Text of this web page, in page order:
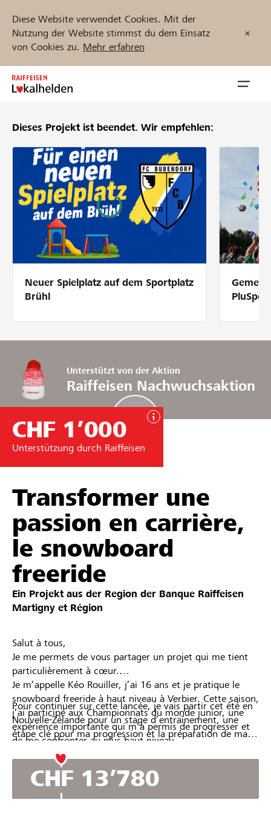
Diese Website verwendet Cookies. Mit der
Nutzung der Website stimmst du dem Einsatz
von Cookies zu. Mehr erfahren
Zum
Inhalt
Unterstützen
Hilfe & Support
Partner / Raiffeisenbank
Anmelden
Registrieren
Projekte und Organisationen finden
DE FR IT
Dieses Projekt ist beendet. Wir empfehlen:
Neuer Spielplatz auf dem Sportplatz
Brühl
Unterstützt von der Aktion
Raiffeisen Nachwuchsaktion
CHF 1’000
Unterstützung durch Raiffeisen
Transformer une
passion en carrière,
le snowboard
freeride
Ein Projekt aus der Region der Banque Raiffeisen
Martigny et Région
Salut à tous,
Je me permets de vous partager un projet qui me tient
particulièrement à cœur.
Je m’appelle Kéo Rouiller, j’ai 16 ans et je pratique le
snowboard freeride à haut niveau à Verbier. Cette saison,
j’ai participé aux Championnats du monde junior, une
expérience importante qui m’a permis de progresser et
de me confronter au plus haut niveau.
Pour continuer sur cette lancée, je vais partir cet été en
Nouvelle-Zélande pour un stage d’entraînement, une
étape clé pour ma progression et la préparation de ma
Ce projet représente cependant des coûts importants
(entraînements, déplacements, compétitions, logement,
encadrement…), c’est pourquoi je fais appel à votre
CHF 13’780